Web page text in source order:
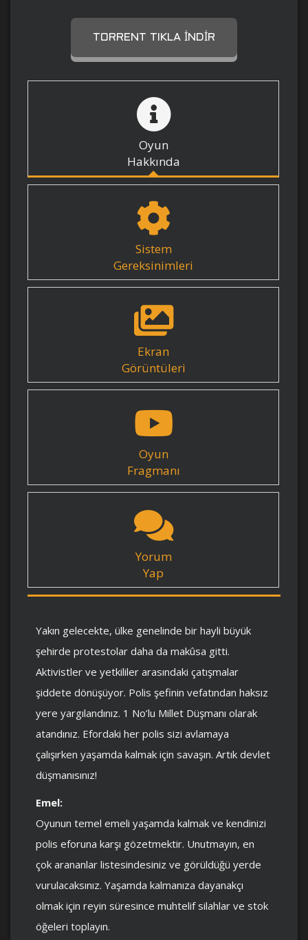
TORRENT TIKLA İNDIR
Oyun
Hakkında
Sistem
Gereksinimleri
Ekran
Görüntüleri
Oyun
Fragmanı
Yorum
Yap
Yakın gelecekte, ülke genelinde bir hayli büyük
şehirde protestolar daha da makûsa gitti.
Aktivistler ve yetkililer arasındaki çatışmalar
şiddete dönüşüyor. Polis şefinin vefatından haksız
yere yargılandınız. 1 No’lu Millet Düşmanı olarak
atandınız. Efordaki her polis sizi avlamaya
çalışırken yaşamda kalmak için savaşın. Artık devlet
düşmanısınız!
Emel:
Oyunun temel emeli yaşamda kalmak ve kendinizi
polis eforuna karşı gözetmektir. Unutmayın, en
çok arananlar listesindesiniz ve görüldüğü yerde
vurulacaksınız. Yaşamda kalmanıza dayanakçı
olmak için reyin süresince muhtelif silahlar ve stok
öğeleri toplayın.